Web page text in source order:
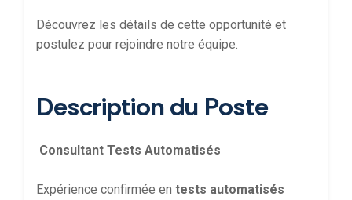
Découvrez les détails de cette opportunité et
postulez pour rejoindre notre équipe.
Description du Poste
Consultant Tests Automatisés
Expérience confirmée en tests automatisés